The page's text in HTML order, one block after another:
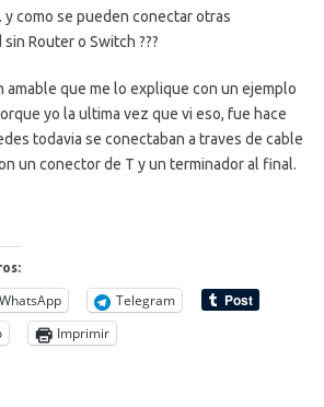
como se pueden conectar otras
Router o Switch ???
amable que me lo explique con un ejemplo
yo la ultima vez que vi eso, fue hace
todavia se conectaban a traves de cable
un conector de T y un terminador al final.
WhatsApp
Telegram
Imprimir